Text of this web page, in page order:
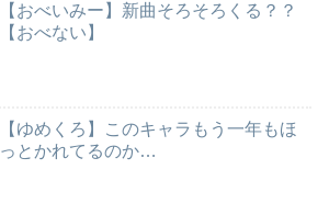
【おべいみー】新曲そろそろくる？？
【おべない】
【ゆめくろ】このキャラもう一年もほ
っとかれてるのか…